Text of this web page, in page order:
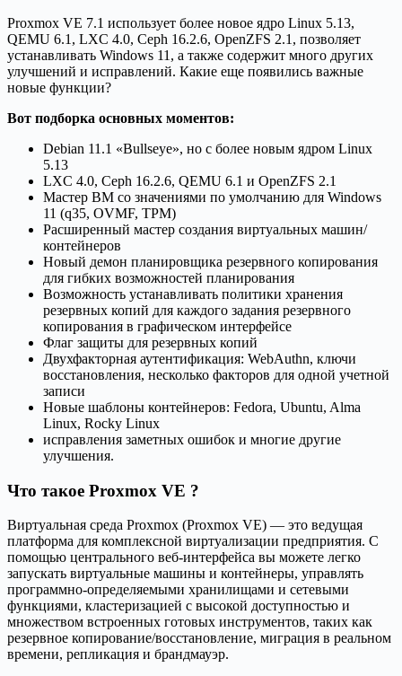
Proxmox VE 7.1 использует более новое ядро Linux 5.13,
QEMU 6.1, LXC 4.0, Ceph 16.2.6, OpenZFS 2.1, позволяет
устанавливать Windows 11, а также содержит много других
улучшений и исправлений. Какие еще появились важные
новые функции?
Вот подборка основных моментов:
Debian 11.1 «Bullseye», но с более новым ядром Linux
5.13
LXC 4.0, Ceph 16.2.6, QEMU 6.1 и OpenZFS 2.1
Мастер ВМ со значениями по умолчанию для Windows
11 (q35, OVMF, TPM)
Расширенный мастер создания виртуальных машин/
контейнеров
Новый демон планировщика резервного копирования
для гибких возможностей планирования
Возможность устанавливать политики хранения
резервных копий для каждого задания резервного
копирования в графическом интерфейсе
Флаг защиты для резервных копий
Двухфакторная аутентификация: WebAuthn, ключи
восстановления, несколько факторов для одной учетной
записи
Новые шаблоны контейнеров: Fedora, Ubuntu, Alma
Linux, Rocky Linux
исправления заметных ошибок и многие другие
улучшения.
Что такое Proxmox VE ?
Виртуальная среда Proxmox (Proxmox VE) — это ведущая
платформа для комплексной виртуализации предприятия. С
помощью центрального веб-интерфейса вы можете легко
запускать виртуальные машины и контейнеры, управлять
программно-определяемыми хранилищами и сетевыми
функциями, кластеризацией с высокой доступностью и
множеством встроенных готовых инструментов, таких как
резервное копирование/восстановление, миграция в реальном
времени, репликация и брандмауэр.